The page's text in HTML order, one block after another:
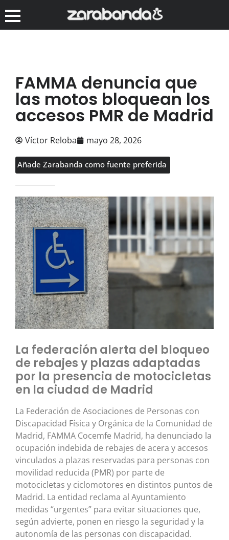
FAMMA denuncia que
las motos bloquean los
accesos PMR de Madrid
Víctor Reloba mayo 28, 2026
Añade Zarabanda como fuente preferida
La federación alerta del bloqueo
de rebajes y plazas adaptadas
por la presencia de motocicletas
en la ciudad de Madrid
La Federación de Asociaciones de Personas con
Discapacidad Física y Orgánica de la Comunidad de
Madrid, FAMMA Cocemfe Madrid, ha denunciado la
ocupación indebida de rebajes de acera y accesos
vinculados a plazas reservadas para personas con
movilidad reducida (PMR) por parte de
motocicletas y ciclomotores en distintos puntos de
Madrid. La entidad reclama al Ayuntamiento
medidas “urgentes” para evitar situaciones que,
según advierte, ponen en riesgo la seguridad y la
autonomía de las personas con discapacidad.